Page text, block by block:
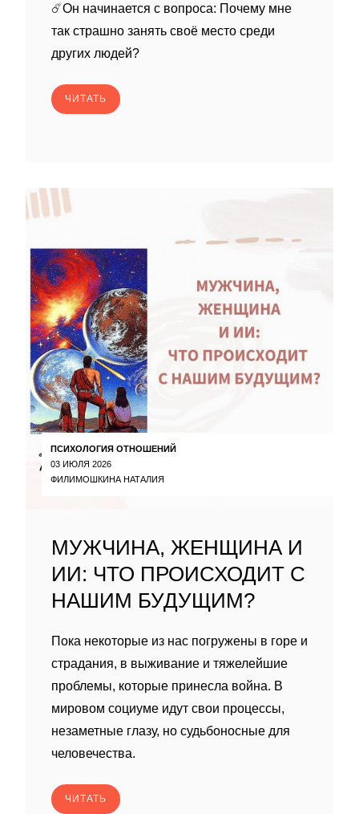
☄️Он начинается с вопроса: Почему мне
так страшно занять своё место среди
других людей?
ЧИТАТЬ
ПСИХОЛОГИЯ ОТНОШЕНИЙ
03 ИЮЛЯ 2026
ФИЛИМОШКИНА НАТАЛИЯ
МУЖЧИНА, ЖЕНЩИНА И
ИИ: ЧТО ПРОИСХОДИТ С
НАШИМ БУДУЩИМ?
Пока некоторые из нас погружены в горе и
страдания, в выживание и тяжелейшие
проблемы, которые принесла война. В
мировом социуме идут свои процессы,
незаметные глазу, но судьбоносные для
человечества.
ЧИТАТЬ